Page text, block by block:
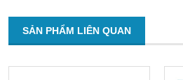
SẢN PHẨM LIÊN QUAN